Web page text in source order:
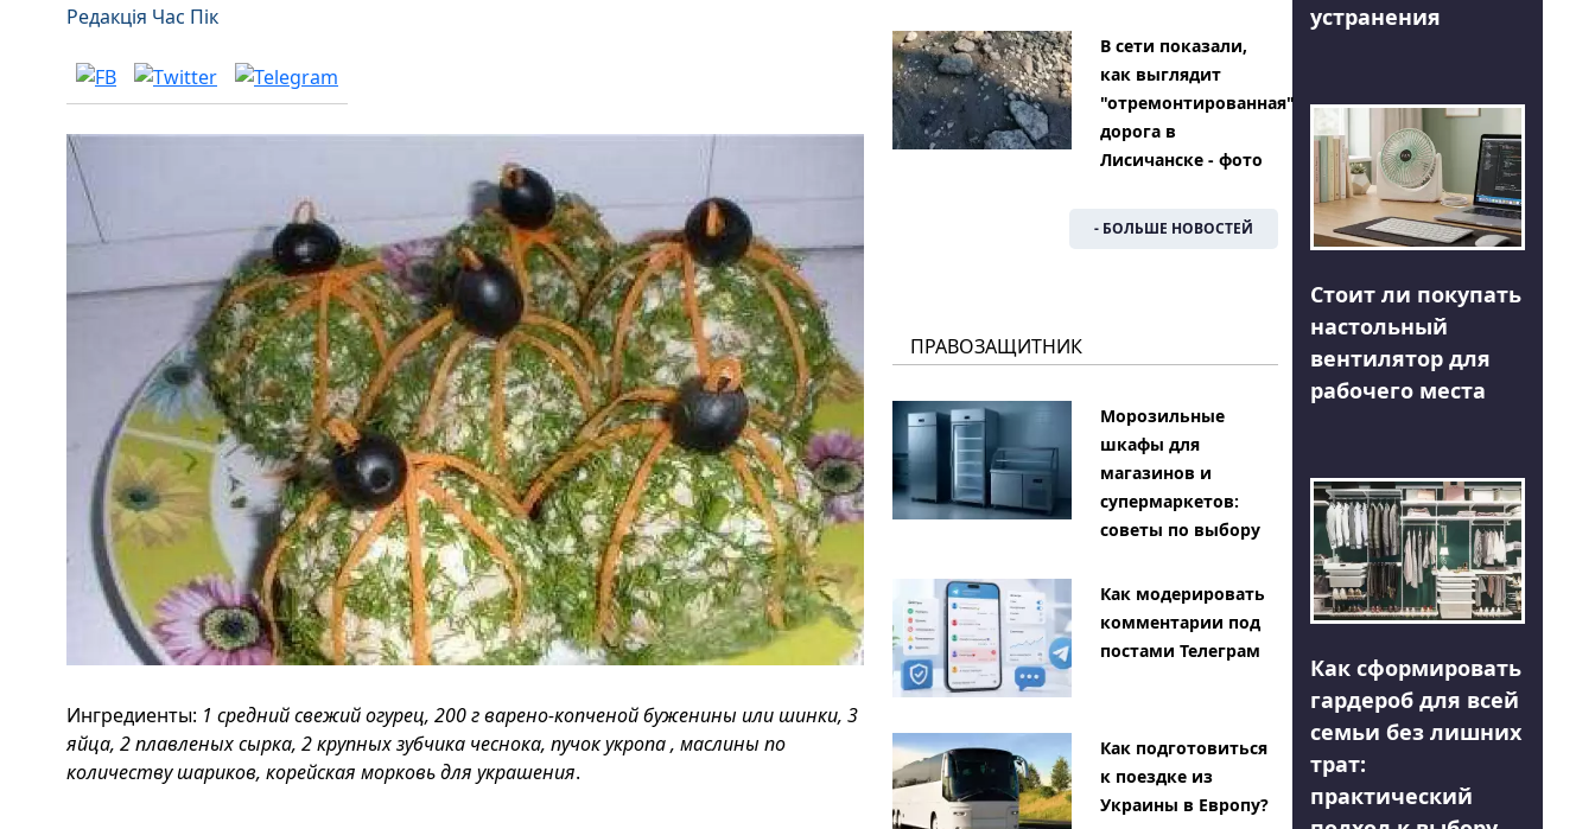
Редакція Час Пік
Ингредиенты: 1 средний свежий огурец, 200 г варено-копченой буженины или шинки, 3
яйца, 2 плавленых сырка, 2 крупных зубчика чеснока, пучок укропа , маслины по
количеству шариков, корейская морковь для украшения.
В сети показали,
как выглядит
"отремонтированная"
дорога в
Лисичанске - фото
- БОЛЬШЕ НОВОСТЕЙ
ПРАВОЗАЩИТНИК
Морозильные
шкафы для
магазинов и
супермаркетов:
советы по выбору
Как модерировать
комментарии под
постами Телеграм
Как подготовиться
к поездке из
Украины в Европу?
устранения
Стоит ли покупать
настольный
вентилятор для
рабочего места
Как сформировать
гардероб для всей
семьи без лишних
трат:
практический